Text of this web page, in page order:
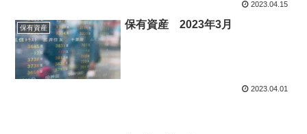
2023.04.15
保有資産 保有資産 2023年3月
2023.04.01